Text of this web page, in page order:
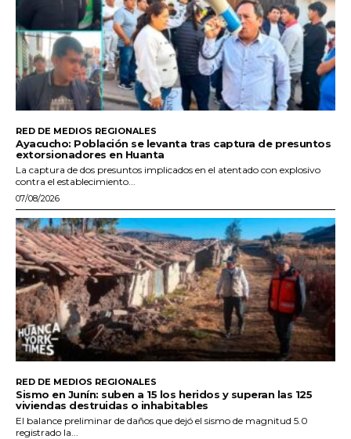
RED DE MEDIOS REGIONALES
Ayacucho: Población se levanta tras captura de presuntos
extorsionadores en Huanta
La captura de dos presuntos implicados en el atentado con explosivo
contra el establecimiento...
07/08/2026
RED DE MEDIOS REGIONALES
Sismo en Junín: suben a 15 los heridos y superan las 125
viviendas destruidas o inhabitables
El balance preliminar de daños que dejó el sismo de magnitud 5.0
registrado la...